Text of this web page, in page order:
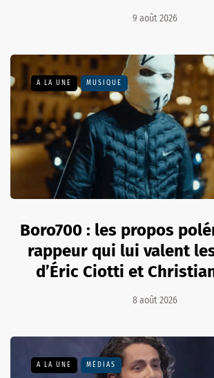
9 août 2026
A LA UNE MUSIQUE
Boro700 : les propos
rappeur qui lui valent
d’Éric Ciotti et
8 août 2026
A LA UNE MÉDIAS